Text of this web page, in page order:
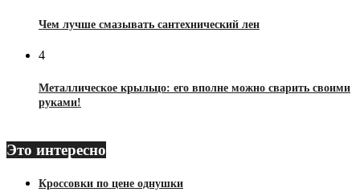
Чем лучше смазывать сантехнический лен
4
Металлическое крыльцо: его вполне можно сварить своими
руками!
Это интересно
Кроссовки по цене однушки